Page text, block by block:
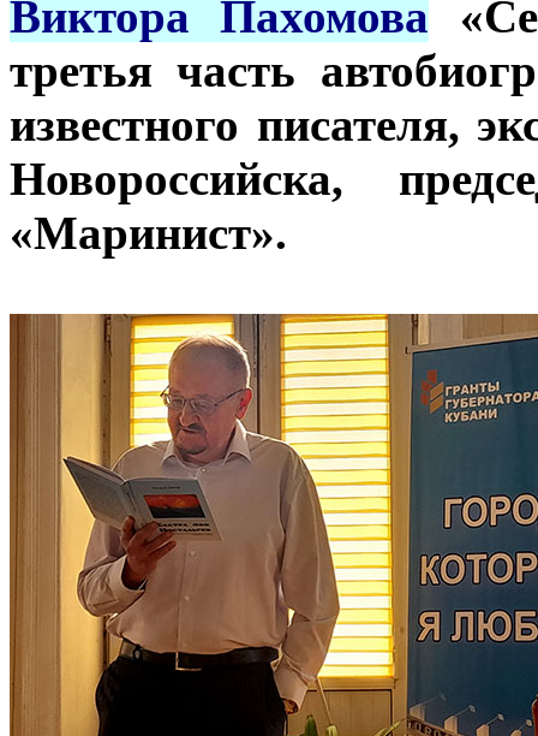
Виктора Пахомова
третья часть
известного писателя,
Новороссийска,
«Маринист».